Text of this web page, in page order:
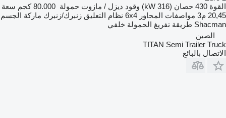
القوة 430 حصان (316 kW) وقود ديزل / مازوت حمولة 80.000 كجم
سعة
20,45 م3
مواصفات المحاور 6x4 نظام التعليق زنبرك/زنبرك ماركة الجسم
Shacman طريقة تفريغ الحمولة خلفي
الصين
TITAN Semi Trailer Truck
الاتصال بالبائع